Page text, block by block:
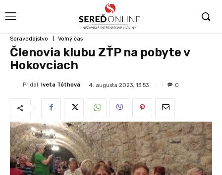
Spravodajstvo Voľný čas
Členovia klubu ZŤP na pobyte v
Hokovciach
Pridal Iveta Tóthová 4. augusta 2023, 13:53 0